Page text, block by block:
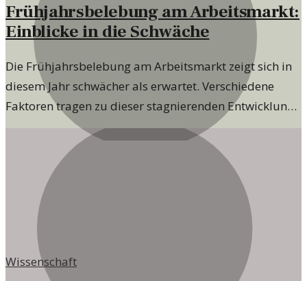
Frühjahrsbelebung am Arbeitsmarkt:
Einblicke in die Schwäche
Die Frühjahrsbelebung am Arbeitsmarkt zeigt sich in
diesem Jahr schwächer als erwartet. Verschiedene
Faktoren tragen zu dieser stagnierenden Entwicklung
bei. Hier ist ein Blick auf die Ursachen und möglichen
Auswirkungen.
Wissenschaft